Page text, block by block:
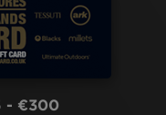
- €300